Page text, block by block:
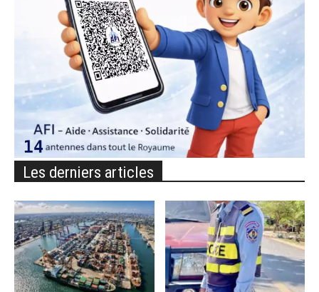
Les derniers articles